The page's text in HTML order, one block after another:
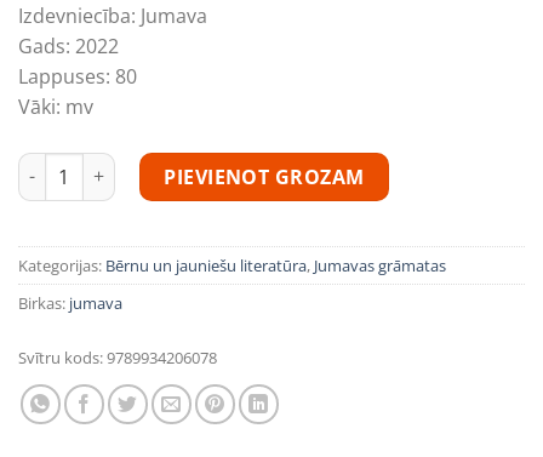
Izdevniecība: Jumava
Gads: 2022
Lappuses: 80
Vāki: mv
“Pēc tūkstoš gadiem. Zilā sila pasakas” daudzums
PIEVIENOT GROZAM
Kategorijas: Bērnu un jauniešu literatūra, Jumavas grāmatas
Birkas: jumava
Svītru kods:9789934206078